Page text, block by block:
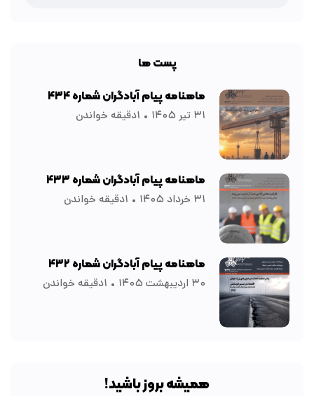
پست ها
ماهنامه پیام آبادگران شماره ۴۳۴
۳۱ تیر ۱۴۰۵ ۱دقیقه خواندن
ماهنامه پیام آبادگران شماره ۴۳۳
۳۱ خرداد ۱۴۰۵ ۱دقیقه خواندن
ماهنامه پیام آبادگران شماره ۴۳۲
۳۰ اردیبهشت ۱۴۰۵ ۱دقیقه خواندن
همیشه بروز باشید!